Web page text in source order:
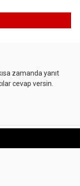
zamanda yanıt
cevap versin.